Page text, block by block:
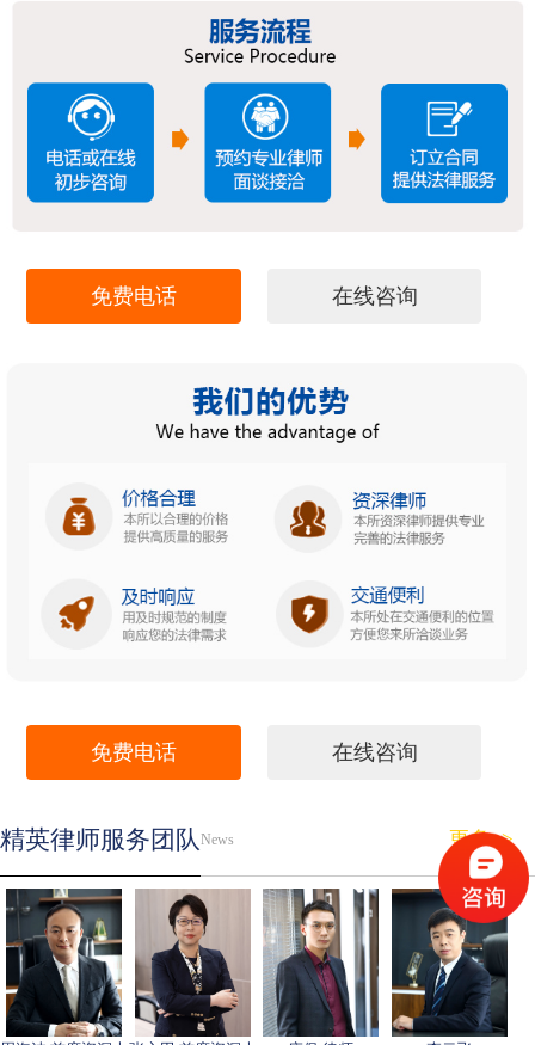
免费电话 在线咨询
免费电话 在线咨询
精英律师服务团队 News 更多>>